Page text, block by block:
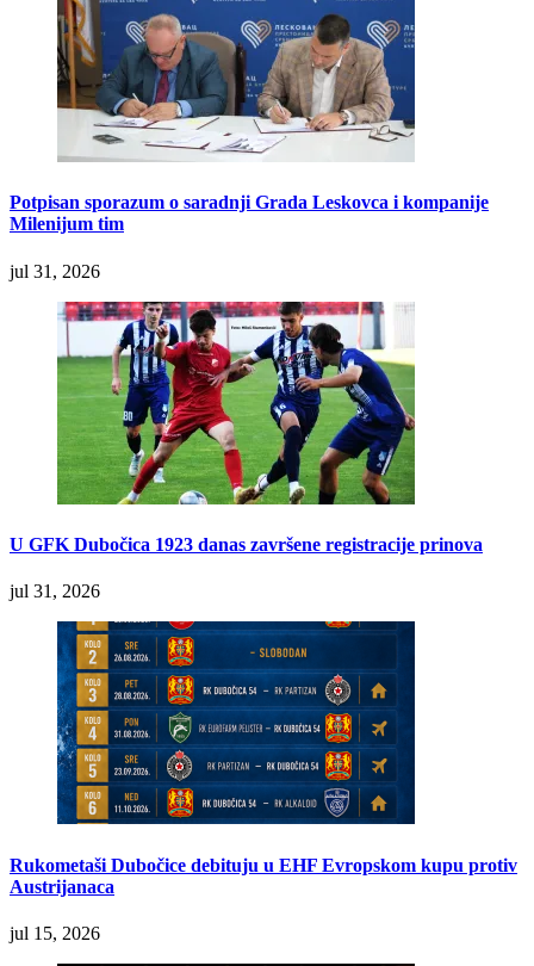
Potpisan sporazum o saradnji Grada Leskovca i kompanije
Milenijum tim
jul 31, 2026
U GFK Dubočica 1923 danas završene registracije prinova
jul 31, 2026
Rukometaši Dubočice debituju u EHF Evropskom kupu protiv
Austrijanaca
jul 15, 2026